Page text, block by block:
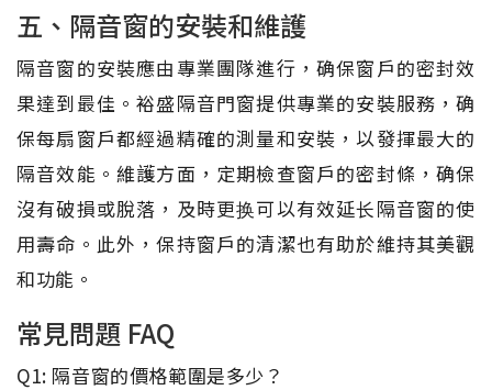
五、隔音窗的安裝和維護
隔音窗的安裝應由專業團隊進行，确保窗戶的密封效
果達到最佳。裕盛隔音門窗提供專業的安裝服務，确
保每扇窗戶都經過精確的測量和安裝，以發揮最大的
隔音效能。維護方面，定期檢查窗戶的密封條，确保
沒有破損或脫落，及時更换可以有效延长隔音窗的使
用壽命。此外，保持窗戶的清潔也有助於維持其美觀
和功能。
常見問題 FAQ
Q1: 隔音窗的價格範圍是多少？